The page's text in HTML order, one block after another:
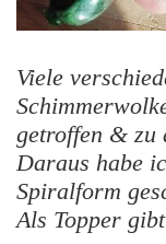
Viele
getroffen & zu
Daraus habe
Spiralform
Als Topper